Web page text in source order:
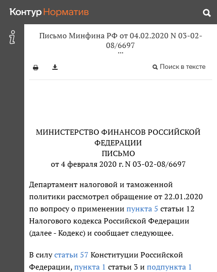
Письмо Минфина РФ от 04.02.2020 N 03-02-
08/6697
Поиск в тексте
МИНИСТЕРСТВО ФИНАНСОВ РОССИЙСКОЙ
ФЕДЕРАЦИИ
ПИСЬМО
от 4 февраля 2020 г. N 03-02-08/6697
Департамент налоговой и таможенной
политики рассмотрел обращение от 22.01.2020
по вопросу о применении пункта 5 статьи 12
Налогового кодекса Российской Федерации
(далее - Кодекс) и сообщает следующее.
В силустатьи 57 Конституции Российской
Федерации, пункта 1 статьи 3 и подпункта 1